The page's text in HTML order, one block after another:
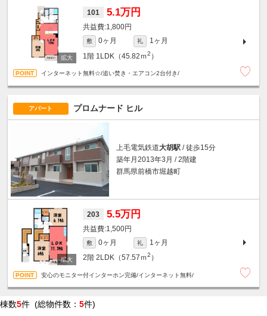
101 5.1万円
1,800円
敷 0ヶ月 礼
1ヶ月
1階 1LDK（45.82ｍ2 ）
インターネット無料☆/追い焚き・エアコン2台付き/
アパート プロムナード ヒル
上毛電気鉄道大胡駅 / 徒歩15分
築年月2013年3月 / 2階建
群馬県前橋市堀越町
203 5.5万円
1,500円
敷 0ヶ月 礼
1ヶ月
2階 2LDK（57.57ｍ2 ）
安心のモニター付インターホン完備/インターネット無料/
棟数5件 (総物件数： 5件)